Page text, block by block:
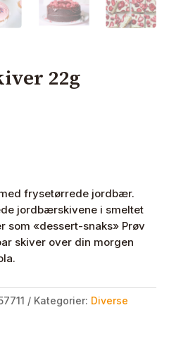
22g
frysetørrede jordbær.
jordbærskivene i smeltet
som «dessert-snaks» Prøv
skiver over din morgen
Kategorier: Diverse